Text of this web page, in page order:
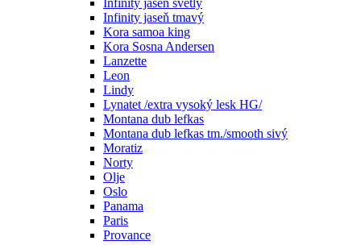
Infinity jaseň tmavý
Kora samoa king
Kora Sosna Andersen
Lanzette
Leon
Lindy
Lynatet /extra vysoký lesk HG/
Montana dub lefkas
Montana dub lefkas tm./smooth sivý
Moratiz
Norty
Olje
Oslo
Panama
Paris
Provance